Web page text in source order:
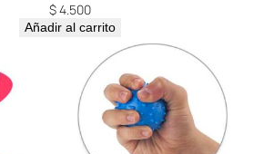
$4.500
Añadir al carrito